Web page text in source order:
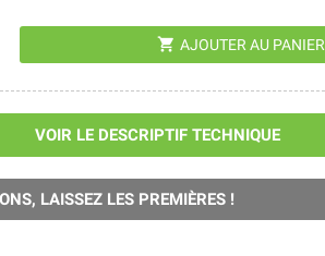
shopping_cart AJOUTER AU PANIER
VOIR LE DESCRIPTIF TECHNIQUE
LAISSEZ LES PREMIÈRES !